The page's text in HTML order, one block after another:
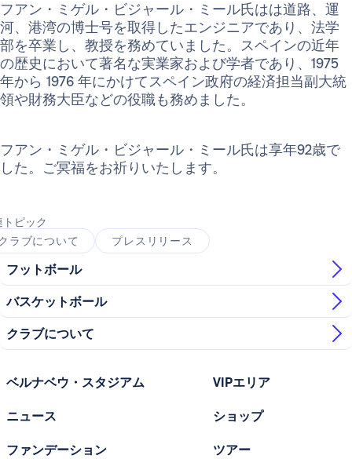
フアン・ミゲル・ビジャール・ミール氏はは道路、運
河、港湾の博士号を取得したエンジニアであり、法学
部を卒業し、教授を務めていました。スペインの近年
の歴史において著名な実業家および学者であり、1975
年から 1976 年にかけてスペイン政府の経済担当副大統
領や財務大臣などの役職も務めました。
フアン・ミゲル・ビジャール・ミール氏は享年92歳で
した。ご冥福をお祈りいたします。
トピック
ラブについて
プレスリリース
フットボール
バスケットボール
クラブについて
ベルナベウ・スタジアム
ニュース
ファンデーション
VIPエリア
ショップ
ツアー